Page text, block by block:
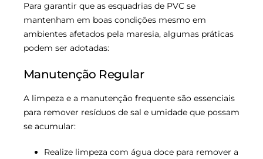
Para garantir que as esquadrias de PVC se
mantenham em boas condições mesmo em
ambientes afetados pela maresia, algumas práticas
podem ser adotadas:
Manutenção Regular
A limpeza e a manutenção frequente são essenciais
para remover resíduos de sal e umidade que possam
se acumular:
Realize limpeza com água doce para remover a